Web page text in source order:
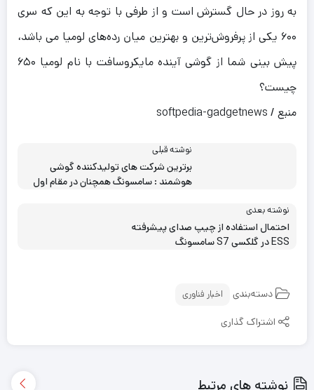
به روز در حال گسترش است و از طرفی با توجه به این که سری
۶۰۰ یکی از پرفروش‌ترین و بهترین میان رده‌های لومیا می باشد،
پیش بینی شما از گوشی آینده مایکروسافت با نام لومیا ۶۵۰
چیست؟
منبع / softpedia-gadgetnews
نوشته قبلی
برترین شرکت های تولیدکننده گوشی
هوشمند : سامسونگ همچنان در مقام اول
نوشته بعدی
احتمال استفاده از چیپ صدای پیشرفته
ESS در گلکسی S7 سامسونگ
دسته‌بندی اخبار فناوری
اشتراک گذاری
نوشته های مرتبط